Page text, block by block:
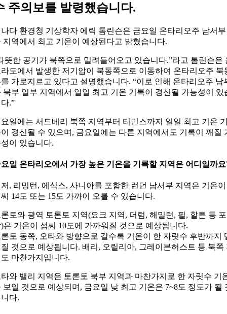
주의보를 발령했습니다.
다 환경청 기상학자 에릭 톰린슨은 금요일 온타리오주 남서부
지역에서 최고 기온이 예상된다고 밝혔습니다.
뜻한 공기가 북쪽으로 밀려들어오고 있습니다.”라고 톰린슨은
도에서 발생한 저기압이 북동쪽으로 이동하여 온타리오주 북
가로지르고 있다고 설명했습니다. “이로 인해 온타리오주 남
북부 일부 지역에서 일일 최고 기온 기록이 경신될 가능성이 있
.”
일에는 서드베리 북쪽 지역부터 티민스까지 일일 최고 기온
경신될 수 있으며, 금요일에는 다른 지역에서도 기록이 깨질
이 있습니다.
일 온타리오에서 가장 높은 기온을 기록할 지역은 어디일까요
, 리밍턴, 에식스, 사니아를 포함한 런던 남서부 지역은 기온이
14도 또는 15도 가까이 오를 수 있습니다.
토와 광역 토론토 지역(요크 지역, 더럼, 해밀턴, 필, 할튼 등 포
은 기온이 섭씨 10도에 가까워질 것으로 예상됩니다.
토 동쪽, 오타와 방향으로 갈수록 기온이 한 자릿수 후반까지
것으로 예상됩니다. 배리, 오릴리아, 그레이븐허스트 등 북쪽
마찬가지입니다.
와 밸리 지역은 토론토 북부 지역과 마찬가지로 한 자릿수 기
보일 것으로 예상되며, 금요일 낮 최고 기온은 7~8도 정도가 될
다.